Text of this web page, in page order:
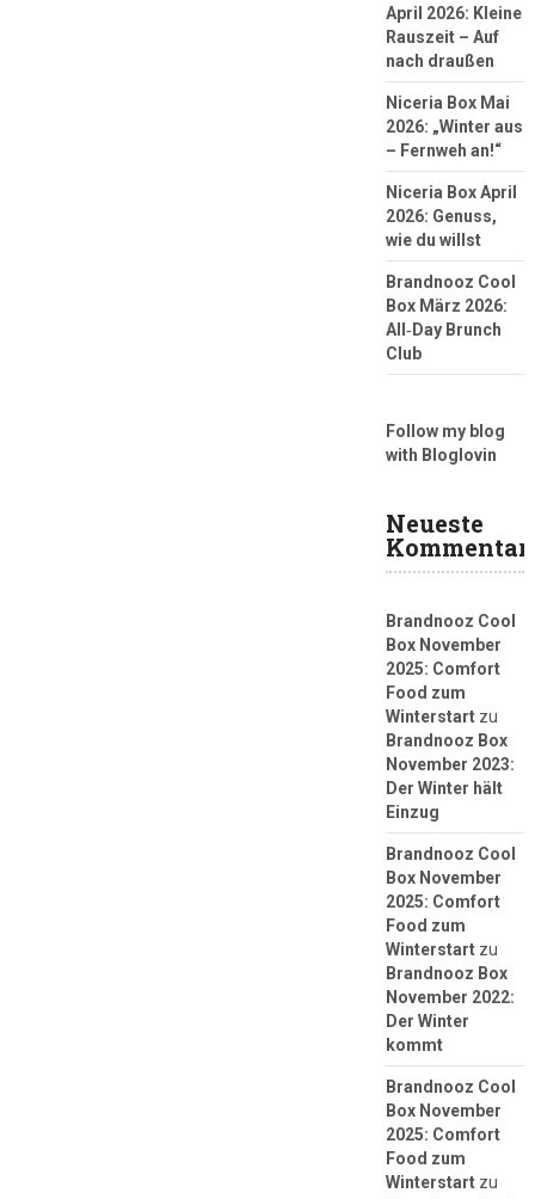
April 2026: Kleine
Rauszeit – Auf
nach draußen
Niceria Box Mai
2026: „Winter aus
– Fernweh an!“
Niceria Box April
2026: Genuss,
wie du willst
Brandnooz Cool
Box März 2026:
All‑Day Brunch
Club
Follow my blog
with Bloglovin
Neueste
Brandnooz Cool
Box November
2025: Comfort
Food zum
Winterstartzu
Brandnooz Box
November 2023:
Der Winter hält
Einzug
Brandnooz Cool
Box November
2025: Comfort
Food zum
Winterstartzu
Brandnooz Box
November 2022:
Der Winter
kommt
Brandnooz Cool
Box November
2025: Comfort
Food zum
Winterstartzu